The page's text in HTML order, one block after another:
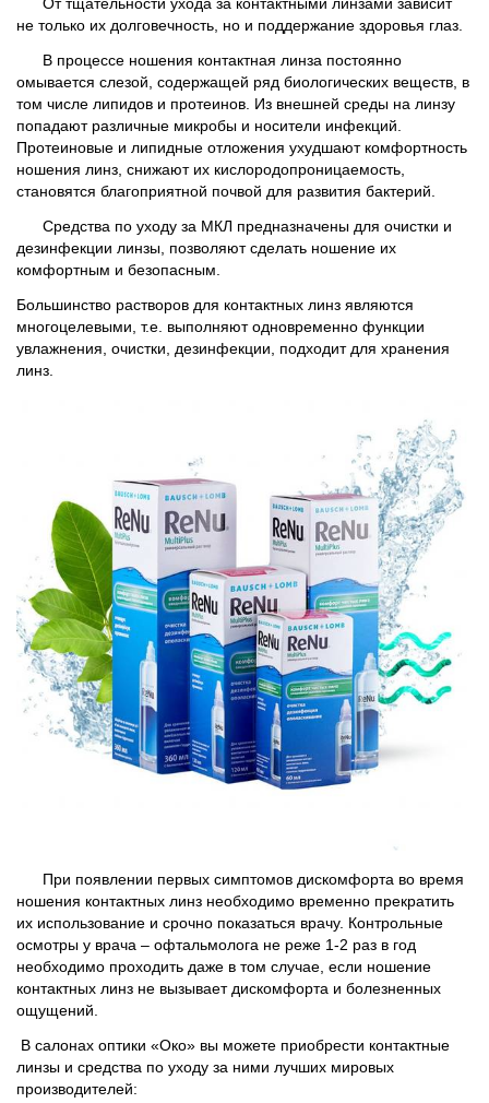
От тщательности ухода за контактными линзами зависит
не только их долговечность, но и поддержание здоровья глаз.
В процессе ношения контактная линза постоянно
омывается слезой, содержащей ряд биологических веществ, в
том числе липидов и протеинов. Из внешней среды на линзу
попадают различные микробы и носители инфекций.
Протеиновые и липидные отложения ухудшают комфортность
ношения линз, снижают их кислородопроницаемость,
становятся благоприятной почвой для развития бактерий.
Средства по уходу за МКЛ предназначены для очистки и
дезинфекции линзы, позволяют сделать ношение их
комфортным и безопасным.
Большинство растворов для контактных линз являются
многоцелевыми, т.е. выполняют одновременно функции
увлажнения, очистки, дезинфекции, подходит для хранения
линз.
При появлении первых симптомов дискомфорта во время
ношения контактных линз необходимо временно прекратить
их использование и срочно показаться врачу. Контрольные
осмотры у врача – офтальмолога не реже 1-2 раз в год
необходимо проходить даже в том случае, если ношение
контактных линз не вызывает дискомфорта и болезненных
ощущений.
В салонах оптики «Око» вы можете приобрести контактные
линзы и средства по уходу за ними лучших мировых
производителей: